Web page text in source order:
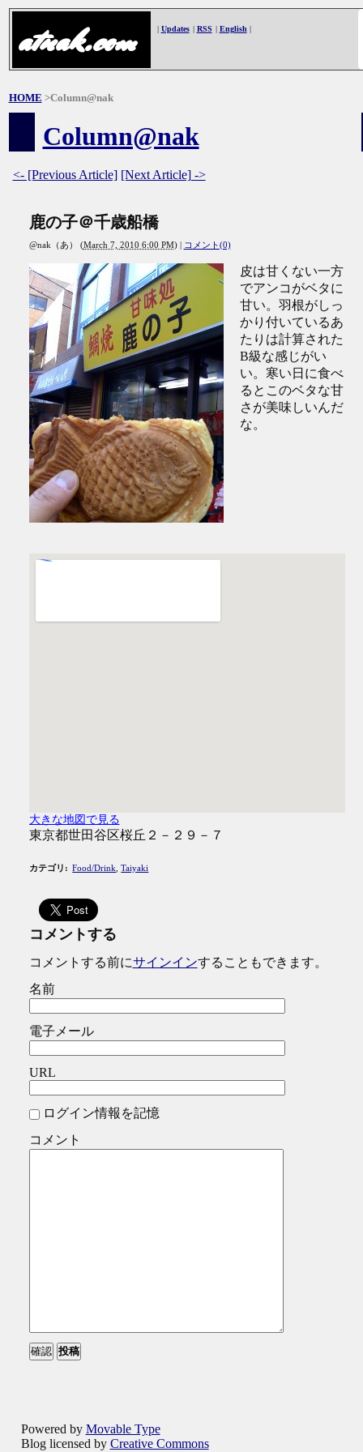
atnak.com | Updates | RSS | English |
HOME >Column@nak
Column@nak
<- [Previous Article] [Next Article] ->
鹿の子＠千歳船橋
@nak（あ） (March 7, 2010 6:00 PM) | コメント(0)
皮は甘くない一方
でアンコがベタに
甘い。羽根がしっ
かり付いているあ
たりは計算された
B級な感じがい
い。寒い日に食べ
るとこのベタな甘
さが美味しいんだ
な。
大きな地図で見る
東京都世田谷区桜丘２－２９－７
カテゴリ : Food/Drink Taiyaki
コメントする
コメントする前にサインインすることもできます。
名前
電子メール
URL
ログイン情報を記憶
コメント
Powered by Movable Type
Blog licensed by Creative Commons